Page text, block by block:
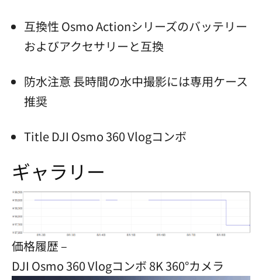
互換性 Osmo Actionシリーズのバッテリー
およびアクセサリーと互換
防水注意 長時間の水中撮影には専用ケース
推奨
Title DJI Osmo 360 Vlogコンボ
ギャラリー
価格履歴 –
DJI Osmo 360 Vlogコンボ 8K 360°カメラ